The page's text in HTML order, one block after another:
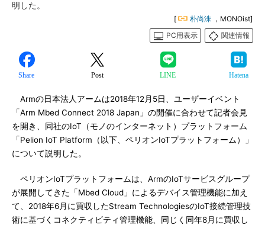
明した。
[ 朴尚洙 ，MONOist]
PC用表示
関連情報
Share Post LINE Hatena
Armの日本法人アームは2018年12月5日、ユーザーイベント
「Arm Mbed Connect 2018 Japan」の開催に合わせて記者会見
を開き、同社のIoT（モノのインターネット）プラットフォーム
「Pelion IoT Platform（以下、ペリオンIoTプラットフォーム）」
について説明した。
ペリオンIoTプラットフォームは、ArmのIoTサービスグループ
が展開してきた「Mbed Cloud」によるデバイス管理機能に加え
て、2018年6月に買収したStream TechnologiesのIoT接続管理技
術に基づくコネクティビティ管理機能、同じく同年8月に買収し